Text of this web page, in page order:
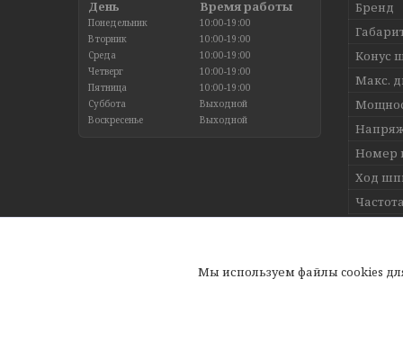
Бренд
Конус
Макс.
Номер
Ход
Цена:
День
Время работы
Понедельник
10:00-19:00
Вторник
10:00-19:00
Среда
10:00-19:00
Четверг
10:00-19:00
Пятница
10:00-19:00
Суббота
Выходной
Воскресенье
Выходной
Мы используем файлы cookies